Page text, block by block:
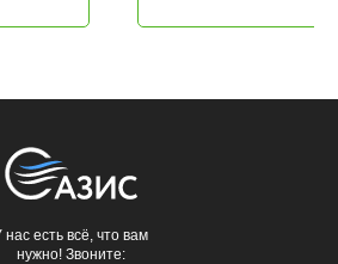
нас есть всё, что вам
нужно! Звоните: